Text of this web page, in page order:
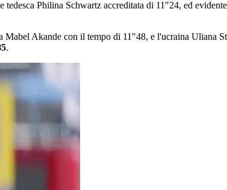
Philina Schwartz accreditata di 11"24, ed
Akande con il tempo di 11"48, e l'ucraina Uliana
.